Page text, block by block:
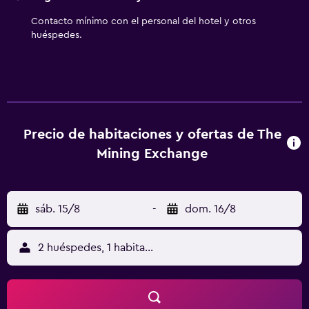
aplique un recargo).
Contacto mínimo con el personal del hotel y otros
huéspedes.
Precio de habitaciones y ofertas de The
Mining Exchange
sáb. 15/8 - dom. 16/8
2 huéspedes, 1 habitación